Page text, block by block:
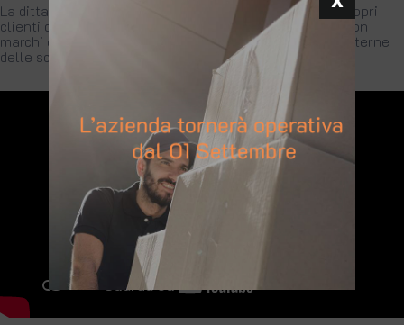
La ditta Brutti Giancarlo offre inoltre la possibilità ai propri
clienti di personalizzare le proprie scatole di cartone con
marchi e loghi, ed offre al cliente anche le protezioni interne
delle scatole per gli imballi in cartone.